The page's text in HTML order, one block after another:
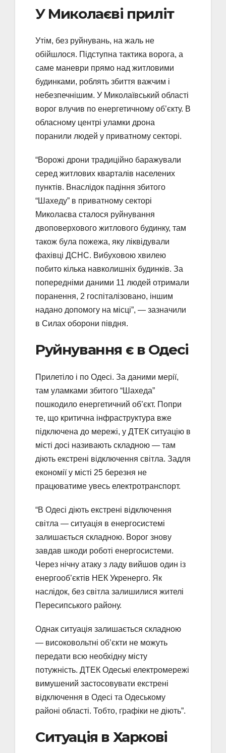
У Миколаєві приліт
Утім, без руйнувань, на жаль не
обійшлося. Підступна тактика ворога, а
саме маневри прямо над житловими
будинками, роблять збиття важчим і
небезпечнішим. У Миколаївський області
ворог влучив по енергетичному об’єкту. В
обласному центрі уламки дрона
поранили людей у приватному секторі.
“Ворожі дрони традиційно баражували
серед житлових кварталів населених
пунктів. Внаслідок падіння збитого
“Шахеду” в приватному секторі
Миколаєва сталося руйнування
двоповерхового житлового будинку, там
також була пожежа, яку ліквідували
фахівці ДСНС. Вибуховою хвилею
побито кілька навколишніх будинків. За
попередніми даними 11 людей отримали
поранення, 2 госпіталізовано, іншим
надано допомогу на місці”, — зазначили
в Силах оборони півдня.
Руйнування є в Одесі
Прилетіло і по Одесі. За даними мерії,
там уламками збитого “Шахеда”
пошкодило енергетичний об’єкт. Попри
те, що критична інфраструктура вже
підключена до мережі, у ДТЕК ситуацію в
місті досі називають складною — там
діють екстрені відключення світла. Задля
економії у місті 25 березня не
працюватиме увесь електротранспорт.
“В Одесі діють екстрені відключення
світла — ситуація в енергосистемі
залишається складною. Ворог знову
завдав шкоди роботі енергосистеми.
Через нічну атаку з ладу вийшов один із
енергооб’єктів НЕК Укренерго. Як
наслідок, без світла залишилися жителі
Пересипського району.
Однак ситуація залишається складною
— високовольтні об’єкти не можуть
передати всю необхідну місту
потужність. ДТЕК Одеські електромережі
вимушений застосовувати екстрені
відключення в Одесі та Одеському
районі області. Тобто, графіки не діють”.
Ситуація в Харкові